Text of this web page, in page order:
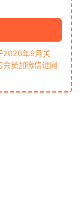
2026年9月关
会员加微信进网